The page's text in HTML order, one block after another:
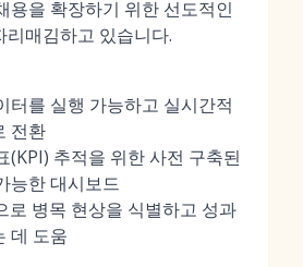
용을 확장하기 위한 선도적인
리매김하고 있습니다.
터를 실행 가능하고 실시간적
전환
(KPI) 추적을 위한 사전 구축된
능한 대시보드
로 병목 현상을 식별하고 성과
데 도움